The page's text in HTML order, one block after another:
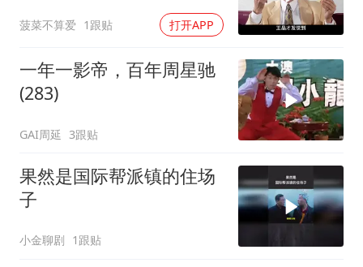
菠菜不算爱 1跟贴 打开APP
一年一影帝，百年周星驰
(283)
GAI周延 3跟贴
果然是国际帮派镇的住场
子
小金聊剧 1跟贴